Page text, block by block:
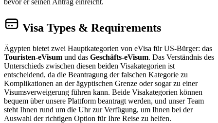
Visa Types & Requirements
Ägypten bietet zwei Hauptkategorien von eVisa für US-Bürger: das
Touristen-eVisum und das Geschäfts-eVisum. Das Verständnis des
Unterschieds zwischen diesen beiden Visakategorien ist
entscheidend, da die Beantragung der falschen Kategorie zu
Komplikationen an der ägyptischen Grenze oder sogar zu einer
Visumsverweigerung führen kann. Beide Visakategorien können
bequem über unsere Plattform beantragt werden, und unser Team
steht Ihnen rund um die Uhr zur Verfügung, um Ihnen bei der
Auswahl der richtigen Option für Ihre Reise zu helfen.